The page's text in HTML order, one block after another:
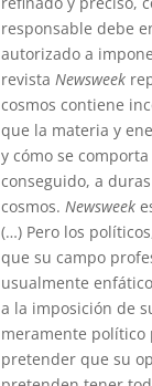
responsable debe
autorizado a
revistaNewsweek
cosmos contiene
que la materia y
y cómo se
conseguido, a
cosmos.Newsweek
(…) Pero los
que su campo
usualmente
a la imposición de
meramente político
pretender que su